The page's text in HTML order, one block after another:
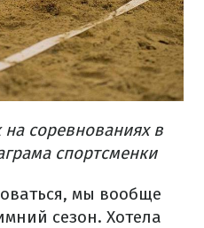
соревнованиях в
спортсменки
мы вообще
сезон. Хотела